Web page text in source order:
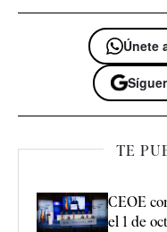
Únete
TE
CEOE
el 1 de